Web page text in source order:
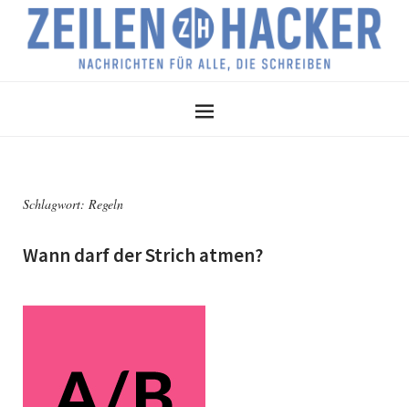
Schlagwort: Regeln
Wann darf der Strich atmen?